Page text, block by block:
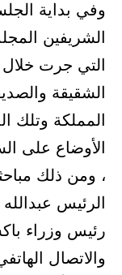
وفي بداية
الشريفين
التي جرت
الشقيقة
المملكة وتلك
الأوضاع على
، ومن ذلك
الرئيس
رئيس وزراء
والاتصال